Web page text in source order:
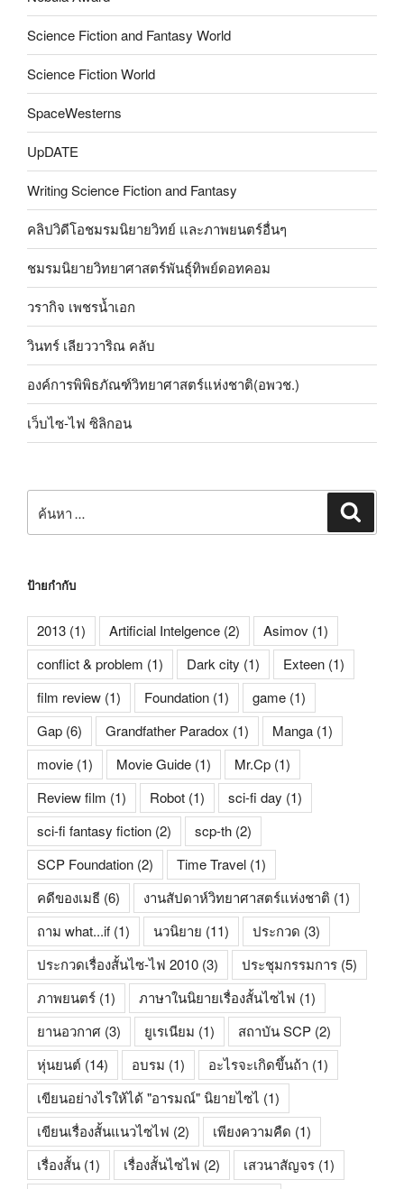
Science Fiction and Fantasy World
Science Fiction World
SpaceWesterns
UpDATE
Writing Science Fiction and Fantasy
คลิปวิดีโอชมรมนิยายวิทย์ และภาพยนตร์อื่นๆ
ชมรมนิยายวิทยาศาสตร์พันธุ์ทิพย์ดอทคอม
วรากิจ เพชรน้ำเอก
วินทร์ เลียววาริณ คลับ
องค์การพิพิธภัณฑ์วิทยาศาสตร์แห่งชาติ(อพวช.)
เว็บไซ-ไฟ ซิลิกอน
ป้ายกำกับ
2013 (1) Artificial Intelgence (2) Asimov (1)
conflict & problem (1) Dark city (1) Exteen (1)
film review (1) Foundation (1) game (1)
Gap (6) Grandfather Paradox (1) Manga (1)
movie (1) Movie Guide (1) Mr.Cp (1)
Review film (1) Robot (1) sci-fi day (1)
sci-fi fantasy fiction (2) scp-th (2)
SCP Foundation (2) Time Travel (1)
คดีของเมธี (6) งานสัปดาห์วิทยาศาสตร์แห่งชาติ (1)
ถาม what...if (1) นวนิยาย (11) ประกวด (3)
ประกวดเรื่องสั้นไซ-ไฟ 2010 (3) ประชุมกรรมการ (5)
ภาพยนตร์ (1) ภาษาในนิยายเรื่องสั้นไซไฟ (1)
ยานอวกาศ (3) ยูเรเนียม (1) สถาบัน SCP (2)
หุ่นยนต์ (14) อบรม (1) อะไรจะเกิดขึ้นถ้า (1)
เขียนอย่างไรให้ได้ "อารมณ์" นิยายไซไ (1)
เขียนเรื่องสั้นแนวไซไฟ (2) เพียงความคืด (1)
เรื่องสั้น (1) เรื่องสั้นไซไฟ (2) เสวนาสัญจร (1)